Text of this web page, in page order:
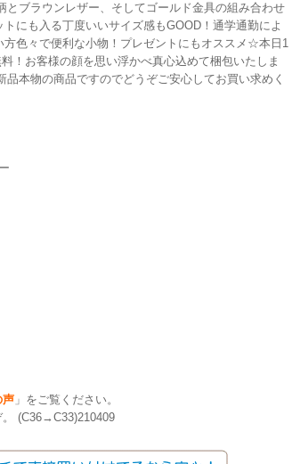
ブラウンレザー、そしてゴールド金具の組み合わせ
にも入る丁度いいサイズ感もGOOD！通学通勤によ
方色々で便利な小物！プレゼントにもオススメ☆本日1
！お客様の顔を思い浮かべ真心込めて梱包いたしま
本物の商品ですのでどうぞご安心してお買い求めく
声 」をご覧ください。
。 (C36→C33)210409